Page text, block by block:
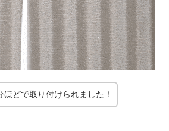
ほどで取り付けられました！